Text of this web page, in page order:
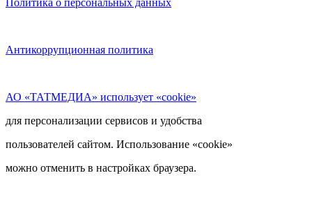
Политика о персональных данных
Антикоррупционная политика
АО «ТАТМЕДИА» использует «cookie»
для персонализации сервисов и удобства
пользователей сайтом. Использование «cookie»
можно отменить в настройках браузера.